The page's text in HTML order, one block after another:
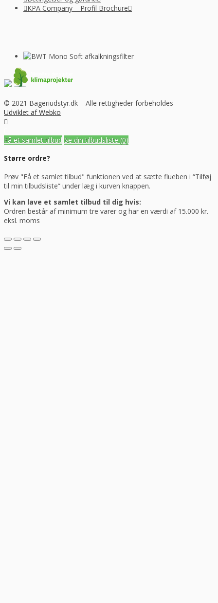
KPA Company – Profil Brochure
© 2021 Bageriudstyr.dk – Alle rettigheder forbeholdes–
Udviklet af Webko
Få et samlet tilbud Se din tilbudsliste (0)
Større ordre?
Prøv "Få et samlet tilbud" funktionen ved at sætte flueben i “Tilføj
til min tilbudsliste” under læg i kurven knappen.
Vi kan lave et samlet tilbud til dig hvis:
Ordren består af minimum tre varer og har en værdi af 15.000 kr.
eksl. moms